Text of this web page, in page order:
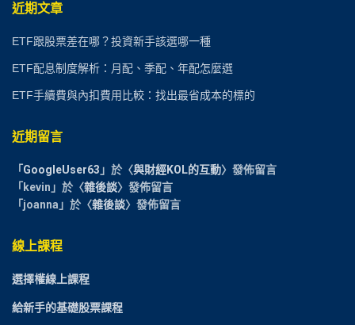
近期文章
ETF跟股票差在哪？投資新手該選哪一種
ETF配息制度解析：月配、季配、年配怎麼選
ETF手續費與內扣費用比較：找出最省成本的標的
近期留言
「GoogleUser63 」於〈與財經KOL的互動〉發佈留言
「kevin 」於〈雜後談〉發佈留言
「joanna 」於〈雜後談〉發佈留言
線上課程
選擇權線上課程
給新手的基礎股票課程